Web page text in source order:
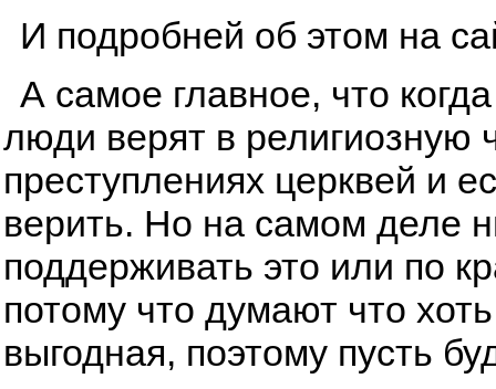
И подробней об этом на
А самое главное, что
люди верят в религиозную
преступлениях церквей и
верить. Но на самом деле
поддерживать это или по
потому что думают что
выгодная, поэтому пусть